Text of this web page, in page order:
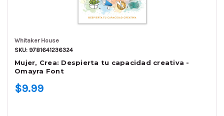
Whitaker House
SKU: 9781641236324
Mujer, Crea: Despierta tu capacidad creativa -
Omayra Font
$9.99